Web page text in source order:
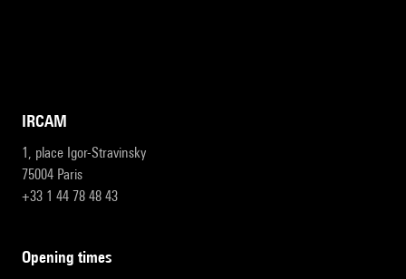
IRCAM
1, place Igor-Stravinsky
75004 Paris
+33 1 44 78 48 43
opening times